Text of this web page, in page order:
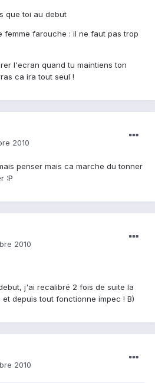
que toi au debut
femme farouche : il ne faut pas trop
l'ecran quand tu maintiens ton
ca ira tout seul !
2010
penser mais ca marche du tonner
:P
2010
j'ai recalibré 2 fois de suite la
depuis tout fonctionne impec ! B)
2010